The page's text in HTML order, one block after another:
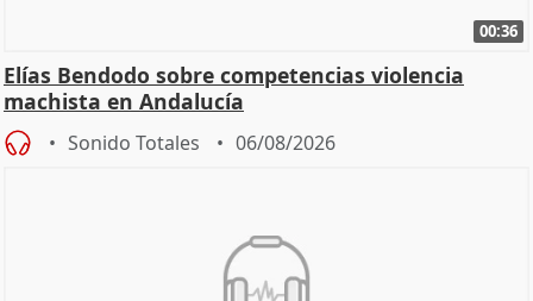
00:36
Elías Bendodo sobre competencias violencia
machista en Andalucía
Sonido Totales 06/08/2026